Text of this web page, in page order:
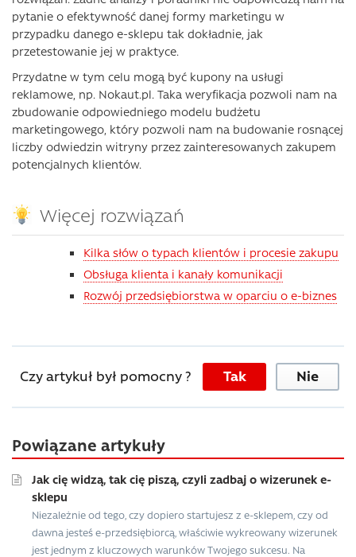
pytanie o efektywność danej formy marketingu w
przypadku danego e-sklepu tak dokładnie, jak
przetestowanie jej w praktyce.
Przydatne w tym celu mogą być kupony na usługi
reklamowe, np. Nokaut.pl. Taka weryfikacja pozwoli nam na
zbudowanie odpowiedniego modelu budżetu
marketingowego, który pozwoli nam na budowanie rosnącej
liczby odwiedzin witryny przez zainteresowanych zakupem
potencjalnych klientów.
Więcej rozwiązań
Kilka słów o typach klientów i procesie zakupu
Obsługa klienta i kanały komunikacji
Rozwój przedsiębiorstwa w oparciu o e-biznes
Czy artykuł był pomocny ? Tak Nie
Powiązane artykuły
Jak cię widzą, tak cię piszą, czyli zadbaj o wizerunek e-
sklepu
Niezależnie od tego, czy dopiero startujesz z e-sklepem, czy od
dawna jesteś e-przedsiębiorcą, właściwie wykreowany wizerunek
jest jednym z kluczowych warunków Twojego sukcesu. Na